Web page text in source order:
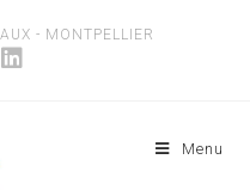
- MONTPELLIER
Menu